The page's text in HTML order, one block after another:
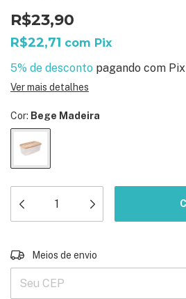
R$23,90
R$22,71 com Pix
5% de desconto pagando com Pix
Ver mais detalhes
Cor: Bege Madeira
Entregas para o CEP:
Meios de envio